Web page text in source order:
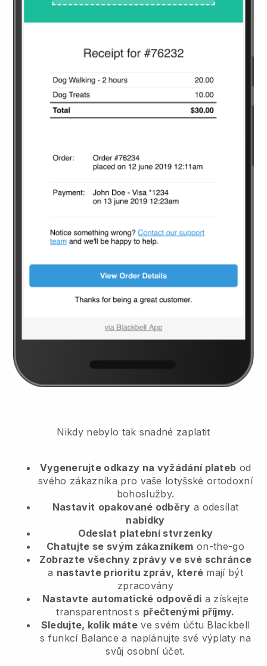
Nikdy nebylo tak snadné zaplatit
Vygenerujte odkazy na vyžádání plateb od
svého zákazníka pro vaše lotyšské ortodoxní
bohoslužby.
Nastavit opakované odběry a odesílat
nabídky
Odeslat platební stvrzenky
Chatujte se svým zákazníkem on-the-go
Zobrazte všechny zprávy ve své schránce
a nastavte prioritu zpráv, které mají být
zpracovány
Nastavte automatické odpovědi a získejte
transparentnost s přečtenými příjmy.
Sledujte, kolik máte ve svém účtu Blackbell
s funkcí Balance a naplánujte své výplaty na
svůj osobní účet.